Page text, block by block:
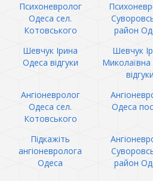
Психоневролог
Одеса сел.
Котовського
район
Шевчук Ірина
Одеса відгуки
Шевчук
відгуки
Ангіоневролог
Одеса сел.
Котовського
Одеса
Підкажіть
ангіоневролога
Одеса
район